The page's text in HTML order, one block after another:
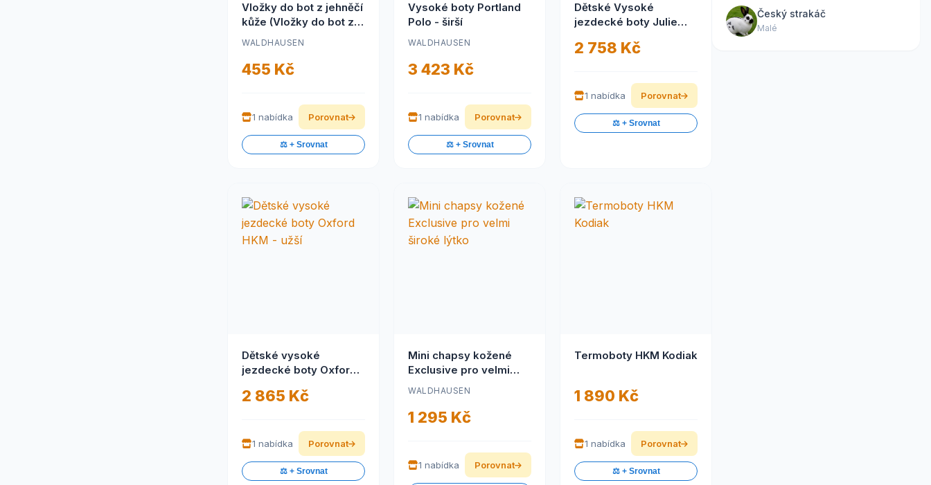
Vložky do bot z jehněčí
kůže (Vložky do bot z
jehněčí kůže)
WALDHAUSEN
455 Kč
1 nabídka Porovnat
⚖️ + Srovnat
Vysoké boty Portland
Polo - širší
WALDHAUSEN
3 423 Kč
1 nabídka Porovnat
⚖️ + Srovnat
Dětské Vysoké
jezdecké boty Julie
2 758 Kč
1 nabídka Porovnat
⚖️ + Srovnat
Dětské vysoké
jezdecké boty Oxford
2 865 Kč
1 nabídka Porovnat
⚖️ + Srovnat
Mini chapsy kožené
Exclusive pro velmi
široké lýtko
WALDHAUSEN
1 295 Kč
1 nabídka Porovnat
Termoboty HKM Kodiak
1 890 Kč
1 nabídka Porovnat
⚖️ + Srovnat
Český strakáč
Malé